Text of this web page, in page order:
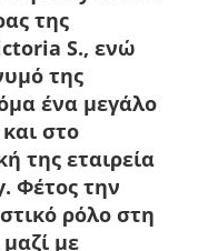
της
S., ενώ
της
ένα μεγάλο
στο
της εταιρεία
Φέτος την
ρόλο στη
με